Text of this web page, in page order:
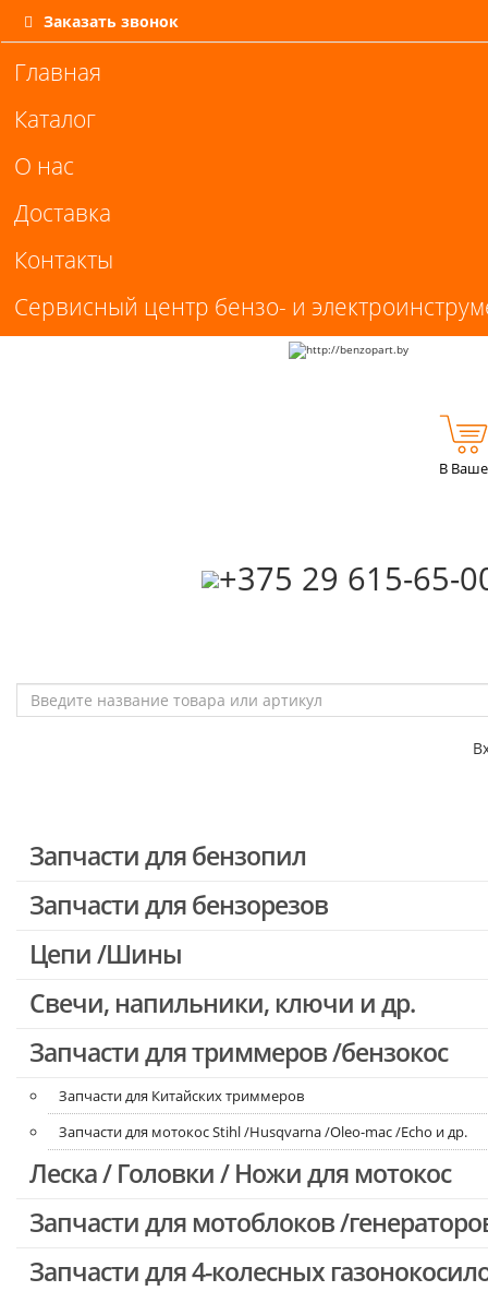
Заказать звонок
Главная
Каталог
О нас
Доставка
Контакты
Сервисный центр бензо- и
‎+375 29 615-65-
В
Запчасти для бензопил
Запчасти для бензопил Stihl
Запчасти для бензопил Oleo-mac, Echo и др.
Запчасти для бензорезов
Цепи /Шины
Свечи, напильники, ключи и др.
Запчасти для триммеров /бензокос
Запчасти для Китайских триммеров
Запчасти для мотокос Stihl /Husqvarna /Oleo-mac /Echo и др.
Леска / Головки / Ножи для мотокос
Запчасти для мотоблоков /
Запчасти для 4-колесных